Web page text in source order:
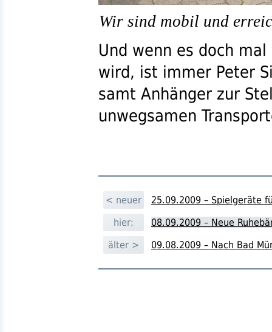
Wir sind mobil und
Und wenn es doch
wird, ist immer Peter
samt Anhänger zur
unwegsamen
< neuer
25.09.2009 – Spielgeräte
hier:
08.09.2009 – Neue
älter >
09.08.2009 – Nach Bad